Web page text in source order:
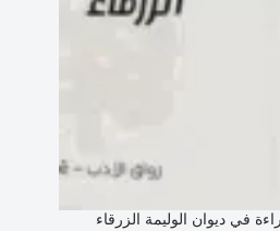
في ديوان الوليمة الزرقاء